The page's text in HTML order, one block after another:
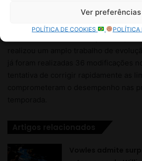
Ver preferências
POLÍTICA DE COOKIES POLÍTICA